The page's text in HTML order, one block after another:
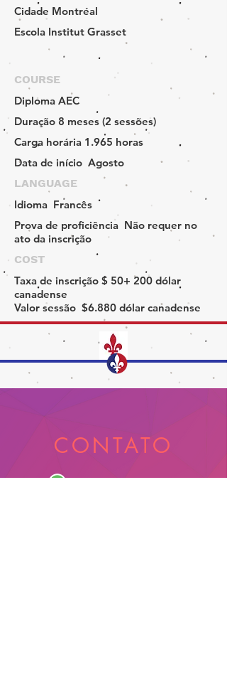
Cidade Montréal
Escola Institut Grasset
COURSE
Diploma AEC
Duração 8 meses (2 sessões)
Carga horária 1.965 horas
Data de início Agosto
LANGUAGE
Idioma Francês
Prova de proficiência Não requer no
ato da inscrição
COST
Taxa de inscrição $ 50+ 200 dólar
canadense
Valor sessão $6.880 dólar canadense
CONTATO